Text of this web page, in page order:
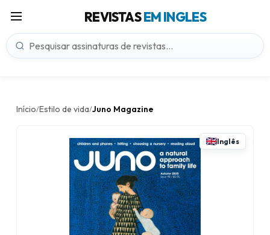
REVISTASEM INGLES
Início/Estilo de vida/Juno Magazine
Inglês